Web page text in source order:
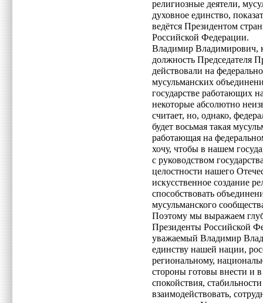
религиозные деятели,
духовное единство,
ведётся Президентом
Российской Федерации.
Владимир Владимирович,
должность Председателя
действовали на
мусульманских
государстве работающих
некоторые абсолютно
считает, но, однако,
будет восьмая такая
работающая на
хочу, чтобы в нашем
с руководством
целостности нашего
искусственное создание
способствовать
мусульманского
Поэтому мы выражаем
Президенты Российской
уважаемый Владимир
единству нашей нации,
региональному,
стороны готовы внести и
спокойствия,
взаимодействовать,